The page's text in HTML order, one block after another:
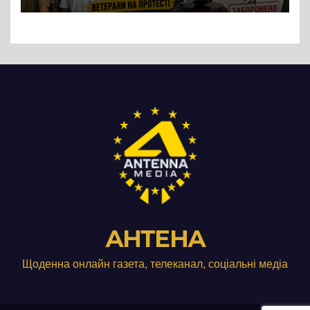
Три», що займається
АНТЕНА
Щоденна онлайн газета, телеканал, соціальні медіа